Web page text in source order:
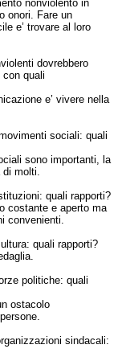
nonviolento in
onori. Fare un
e’ trovare al loro
dovrebbero
quali
e’ vivere nella
sociali: quali
sono importanti, la
molti.
quali rapporti?
costante e aperto ma
convenienti.
quali rapporti?
politiche: quali
ostacolo
sindacali: